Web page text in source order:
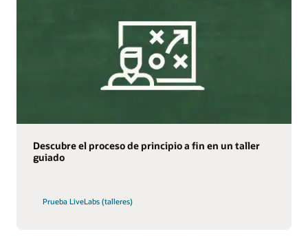
Descubre el proceso de principio a fin en un taller
guiado
Prueba LiveLabs (talleres)